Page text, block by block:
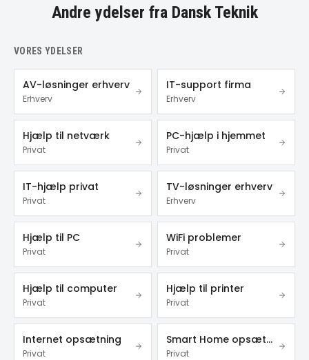
Andre ydelser fra Dansk Teknik
VORES YDELSER
AV-løsninger erhverv
Erhverv
IT-support firma
Erhverv
Hjælp til netværk
Privat
PC-hjælp i hjemmet
Privat
IT-hjælp privat
Privat
TV-løsninger erhverv
Erhverv
Hjælp til PC
Privat
WiFi problemer
Privat
Hjælp til computer
Privat
Hjælp til printer
Privat
Internet opsætning
Privat
Smart Home opsætning
Privat